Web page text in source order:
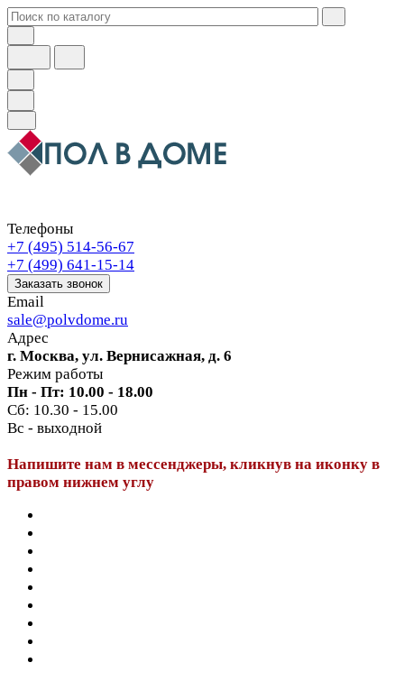
Телефоны
+7 (495) 514-56-67
+7 (499) 641-15-14
Заказать звонок
Email
sale@polvdome.ru
Адрес
г. Москва, ул. Вернисажная, д. 6
Режим работы
Пн - Пт: 10.00 - 18.00
Сб: 10.30 - 15.00
Вс - выходной
Напишите нам в мессенджеры, кликнув на иконку в
правом нижнем углу